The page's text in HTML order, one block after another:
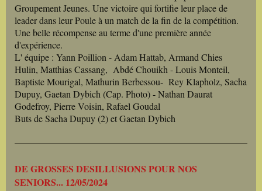
Groupement Jeunes. Une victoire qui fortifie leur place de
leader dans leur Poule à un match de la fin de la compétition.
Une belle récompense au terme d'une première année
d'expérience.
L' équipe : Yann Poillion - Adam Hattab, Armand Chies
Hulin, Matthias Cassang, Abdé Chouikh - Louis Monteil,
Baptiste Mourigal, Mathurin Berbessou- Rey Klapholz, Sacha
Dupuy, Gaetan Dybich (Cap. Photo) - Nathan Daurat
Godefroy, Pierre Voisin, Rafael Goudal
Buts de Sacha Dupuy (2) et Gaetan Dybich
DE GROSSES DESILLUSIONS POUR NOS
SENIORS... 12/05/2024